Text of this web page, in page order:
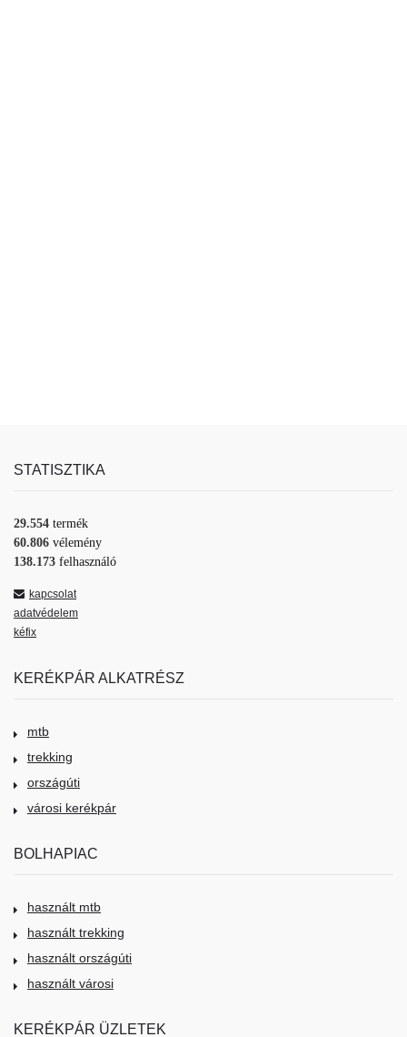
STATISZTIKA
29.554 termék
60.806 vélemény
138.173 felhasználó
kapcsolat
adatvédelem
kéfix
KERÉKPÁR ALKATRÉSZ
mtb
trekking
országúti
városi kerékpár
BOLHAPIAC
használt mtb
használt trekking
használt országúti
használt városi
KERÉKPÁR ÜZLETEK